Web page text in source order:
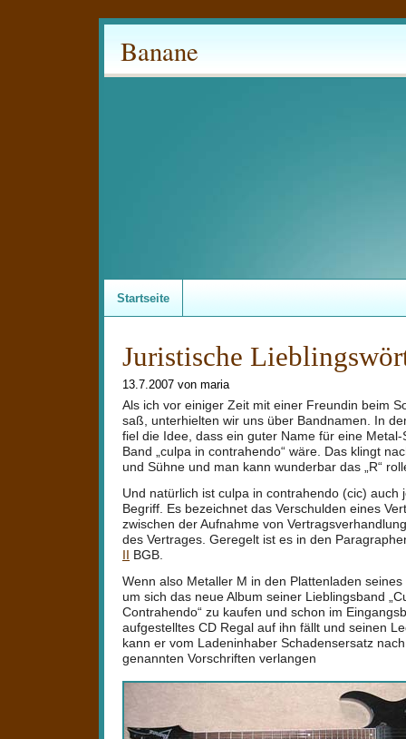
Banane
Startseite
Juristische
13.7.2007 von maria
Als ich vor einiger Zeit mit einer Freundin beim
saß, unterhielten wir uns über Bandnamen. In
fiel die Idee, dass ein guter Name für eine
Band „culpa in contrahendo“ wäre. Das klingt
und Sühne und man kann wunderbar das „R“
Und natürlich ist culpa in contrahendo (cic) auch
Begriff. Es bezeichnet das Verschulden eines
zwischen der Aufnahme von
des Vertrages. Geregelt ist es in den
II BGB.
Wenn also Metaller M in den Plattenladen
um sich das neue Album seiner Lieblingsband
Contrahendo“ zu kaufen und schon im
aufgestelltes CD Regal auf ihn fällt und seinen
kann er vom Ladeninhaber Schadensersatz
genannten Vorschriften verlangen